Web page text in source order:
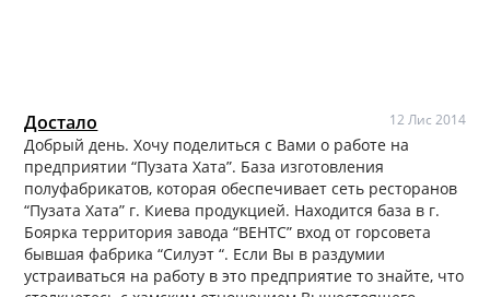
Достало 12 Лис 2014
Добрый день. Хочу поделиться с Вами о работе на
предприятии “Пузата Хата”. База изготовления
полуфабрикатов, которая обеспечивает сеть ресторанов
“Пузата Хата” г. Киева продукцией. Находится база в г.
Боярка территория завода “ВЕНТС” вход от горсовета
бывшая фабрика “Силуэт “. Если Вы в раздумии
устраиваться на работу в это предприятие то знайте, что